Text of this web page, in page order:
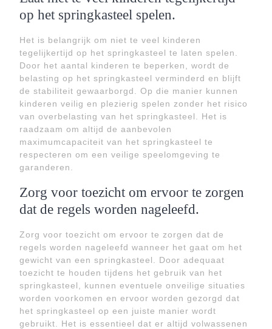
op het springkasteel spelen.
Het is belangrijk om niet te veel kinderen
tegelijkertijd op het springkasteel te laten spelen.
Door het aantal kinderen te beperken, wordt de
belasting op het springkasteel verminderd en blijft
de stabiliteit gewaarborgd. Op die manier kunnen
kinderen veilig en plezierig spelen zonder het risico
van overbelasting van het springkasteel. Het is
raadzaam om altijd de aanbevolen
maximumcapaciteit van het springkasteel te
respecteren om een veilige speelomgeving te
garanderen.
Zorg voor toezicht om ervoor te zorgen
dat de regels worden nageleefd.
Zorg voor toezicht om ervoor te zorgen dat de
regels worden nageleefd wanneer het gaat om het
gewicht van een springkasteel. Door adequaat
toezicht te houden tijdens het gebruik van het
springkasteel, kunnen eventuele onveilige situaties
worden voorkomen en ervoor worden gezorgd dat
het springkasteel op een juiste manier wordt
gebruikt. Het is essentieel dat er altijd volwassenen